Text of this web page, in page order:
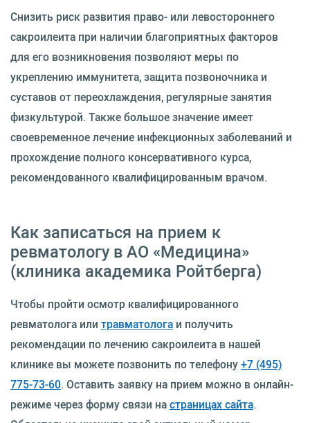
Снизить риск развития право- или левостороннего
сакроилеита при наличии благоприятных факторов
для его возникновения позволяют меры по
укреплению иммунитета, защита позвоночника и
суставов от переохлаждения, регулярные занятия
физкультурой. Также большое значение имеет
своевременное лечение инфекционных заболеваний и
прохождение полного консервативного курса,
рекомендованного квалифицированным врачом.
Как записаться на прием к
ревматологу в АО «Медицина»
(клиника академика Ройтберга)
Чтобы пройти осмотр квалифицированного
ревматолога или травматолога и получить
рекомендации по лечению сакроилеита в нашей
клинике вы можете позвонить по телефону+7 (495)
775-73-60. Оставить заявку на прием можно в онлайн-
режиме через форму связи настраницах сайта.